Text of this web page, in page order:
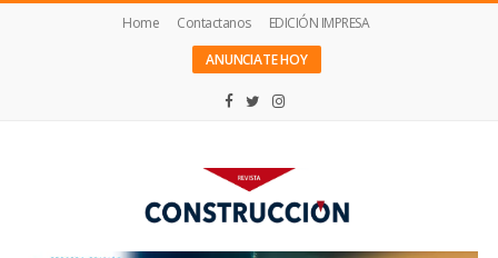
Home Contactanos
EDICIÓN IMPRESA
ANUNCIATE HOY